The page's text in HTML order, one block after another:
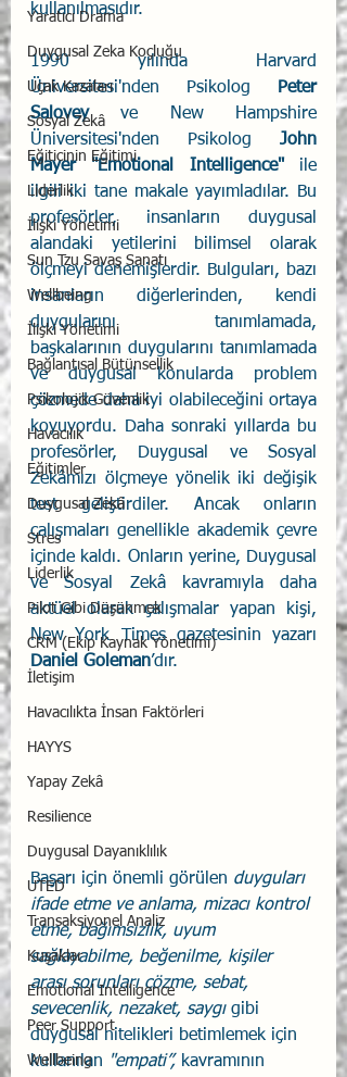
Yaratıcı Drama
Duygusal Zeka Koçluğu
Uçak Kazaları
Sosyal Zekâ
Eğiticinin Eğitimi
Liderlik
İlişki Yönetimi
Sun Tzu Savaş Sanatı
Wellbeing
İlişki Yönetimi
Bağlantısal Bütünsellik
Psikolojik Güvenlik
Havacılık
Eğitimler
Duygusal Zekâ
Stres
Liderlik
Pilot Gibi Düşünmek
CRM (Ekip Kaynak Yönetimi)
İletişim
Havacılıkta İnsan Faktörleri
HAYYS
Yapay Zekâ
Resilience
Duygusal Dayanıklılık
UTED
Transaksiyonel Analiz
Kuşaklar
Emotional Intelligence
Peer Support
Wellbeing
kullanılmasıdır.
1990 yılında Harvard
Üniversitesi'nden Psikolog
Peter
Salovey ve New Hampshire
Üniversitesi'nden Psikolog John
Mayer "Emotional Intelligence" ile
ilgili iki tane makale yayımladılar.
Bu
profesörler, insanların duygusal
alandaki yetilerini bilimsel olarak
ölçmeyi denemişlerdir. Bulguları, bazı
insanların diğerlerinden, kendi
duygularını tanımlamada,
başkalarının duygularını tanımlamada
ve duygusal konularda problem
çözmede daha iyi olabileceğini ortaya
koyuyordu. Daha sonraki yıllarda bu
profesörler, Duygusal ve Sosyal
Zekâmızı ölçmeye yönelik iki değişik
test geliştirdiler. Ancak onların
çalışmaları genellikle akademik çevre
içinde kaldı. Onların yerine, Duygusal
ve Sosyal Zekâ kavramıyla daha
aktüel olarak çalışmalar yapan kişi,
Daniel Goleman’dır.
Başarı için önemli görülen duyguları
ifade etme ve anlama, mizacı kontrol
etme, bağımsızlık, uyum
sağlayabilme, beğenilme, kişiler
arası sorunları çözme, sebat,
sevecenlik, nezaket, saygı gibi
duygusal nitelikleri betimlemek için
kullanılan "empati”, kavramının